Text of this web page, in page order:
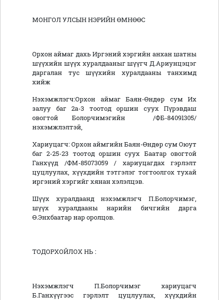
МОНГОЛ УЛСЫН НЭРИЙН ӨМНӨӨС
Орхон аймаг дахь Иргэний хэргийн анхан шатны
шүүхийн шүүх хуралдааныг шүүгч Д.Ариунцэцэг
даргалан тус шүүхийн хуралдааны танхимд
хийж
Нэхэмжлэгч:Орхон аймаг Баян-Өндөр сум Их
залуу баг 2а-3 тоотод оршин суух Пүрэвдаш
овогтой Болорчимэгийн /ФБ-84091305/
нэхэмжлэлтэй,
Хариуцагч: Орхон аймгийн Баян-Өндөр сум Оюут
баг 2-25-23 тоотод оршин суух Баатар овогтой
Ганхүүд /ФМ-85073059 / хариуцагдах гэрлэлт
цуцлуулах, хүүхдийн тэтгэлэг тогтоолгох тухай
иргэний хэргийг хянан хэлэлцэв.
Шүүх хуралдаанд нэхэмжлэгч П.Болорчимэг,
шүүх хуралдааны нарийн бичгийн дарга
Ө.Энхбаатар нар оролцов.
ТОДОРХОЙЛОХ НЬ :
Нэхэмжлэгч П.Болорчимэг хариуцагч
Б.Ганхүүгээс гэрлэлт цуцлуулах, хүүхдийн